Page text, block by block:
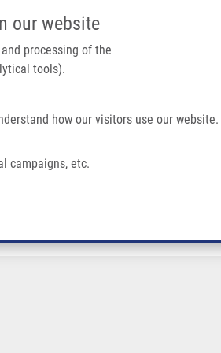
our website
processing of the
tools).
how our visitors use our website.
campaigns, etc.
IMTM PORTÁL